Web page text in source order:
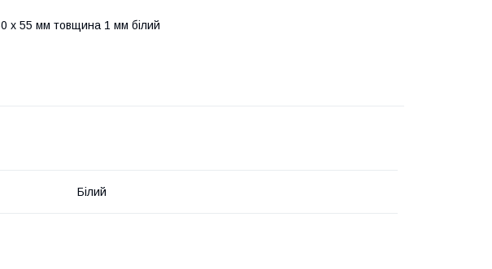
х 55 мм товщина 1 мм білий
Білий